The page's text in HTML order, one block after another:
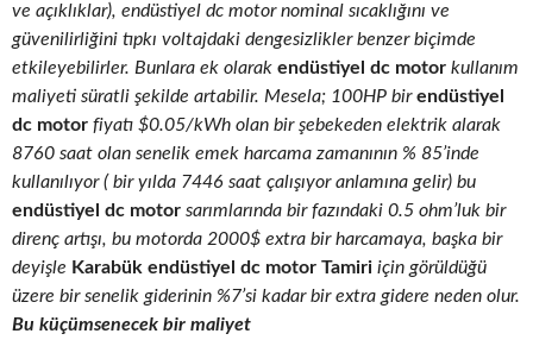
ve açıklıklar), endüstiyel dc motor nominal sıcaklığını ve
güvenilirliğini tıpkı voltajdaki dengesizlikler benzer biçimde
etkileyebilirler. Bunlara ek olarak endüstiyel dc motor kullanım
maliyeti süratli şekilde artabilir. Mesela; 100HP birendüstiyel
dc motor fiyatı $0.05/kWh olan bir şebekeden elektrik alarak
8760 saat olan senelik emek harcama zamanının % 85’inde
kullanılıyor ( bir yılda 7446 saat çalışıyor anlamına gelir) bu
endüstiyel dc motor sarımlarında bir fazındaki 0.5 ohm’luk bir
direnç artışı, bu motorda 2000$ extra bir harcamaya, başka bir
deyişle Karabük endüstiyel dc motor Tamiri için görüldüğü
üzere bir senelik giderinin %7’si kadar bir extra gidere neden olur.
Bu küçümsenecek bir maliyet